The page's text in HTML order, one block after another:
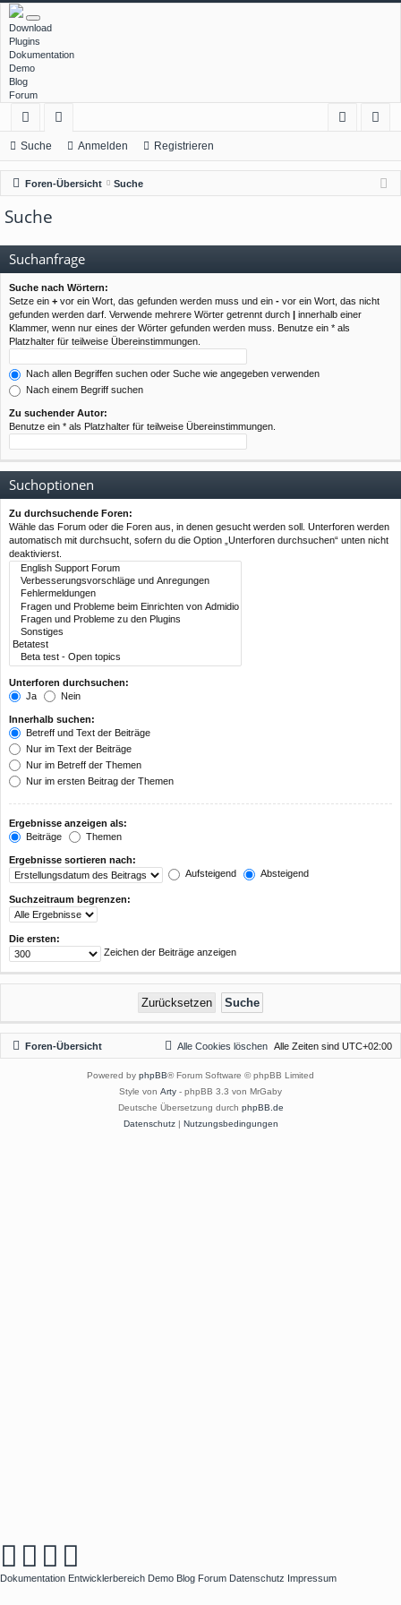
Download
Plugins
Dokumentation
Demo
Blog
Forum
ch
ne
llz
ug
rif
f
en
m
el
ist
rie
Suche Anmelden Registrieren
Foren-Übersicht Suche
Suche
Suchanfrage
Suche nach Wörtern:
Setze ein + vor ein Wort, das gefunden werden muss und ein - vor ein Wort, das nicht
gefunden werden darf. Verwende mehrere Wörter getrennt durch | innerhalb einer
Klammer, wenn nur eines der Wörter gefunden werden muss. Benutze ein * als
Platzhalter für teilweise Übereinstimmungen.
Nach allen Begriffen suchen oder Suche wie angegeben verwenden
Nach einem Begriff suchen
Zu suchender Autor:
Benutze ein * als Platzhalter für teilweise Übereinstimmungen.
Suchoptionen
Zu durchsuchende Foren:
Wähle das Forum oder die Foren aus, in denen gesucht werden soll. Unterforen werden
automatisch mit durchsucht, sofern du die Option „Unterforen durchsuchen“ unten nicht
deaktivierst.
Unterforen durchsuchen:
Ja
Nein
Innerhalb suchen:
Betreff und Text der Beiträge
Nur im Text der Beiträge
Nur im Betreff der Themen
Nur im ersten Beitrag der Themen
Ergebnisse anzeigen als:
Beiträge
Themen
Ergebnisse sortieren nach:
Aufsteigend
Absteigend
Suchzeitraum begrenzen:
Die ersten:
Zeichen der Beiträge anzeigen
Foren-Übersicht Alle Zeiten sind UTC+02:00
Alle Cookies löschen
Powered by phpBB® Forum Software © phpBB Limited
Style von Arty - phpBB 3.3 von MrGaby
Deutsche Übersetzung durch phpBB.de
Datenschutz| Nutzungsbedingungen
Dokumentation Entwicklerbereich Demo Blog Forum Datenschutz Impressum